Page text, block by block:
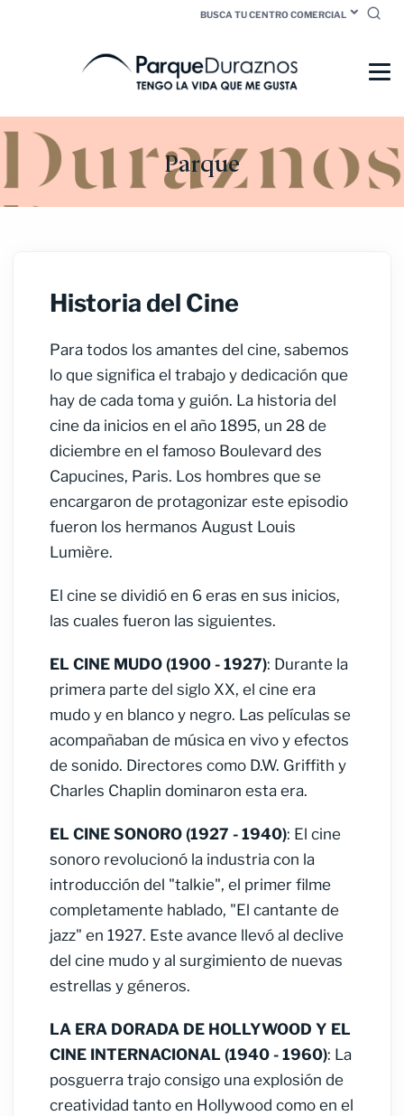
BUSCA TU CENTRO COMERCIAL
Parque
Historia del Cine
Para todos los amantes del cine, sabemos
lo que significa el trabajo y dedicación que
hay de cada toma y guión. La historia del
cine da inicios en el año 1895, un 28 de
diciembre en el famoso Boulevard des
Capucines, Paris. Los hombres que se
encargaron de protagonizar este episodio
fueron los hermanos August Louis
Lumière.
El cine se dividió en 6 eras en sus inicios,
las cuales fueron las siguientes.
EL CINE MUDO (1900 - 1927): Durante la
primera parte del siglo XX, el cine era
mudo y en blanco y negro. Las películas se
acompañaban de música en vivo y efectos
de sonido. Directores como D.W. Griffith y
Charles Chaplin dominaron esta era.
EL CINE SONORO (1927 - 1940): El cine
sonoro revolucionó la industria con la
introducción del "talkie", el primer filme
completamente hablado, "El cantante de
jazz" en 1927. Este avance llevó al declive
del cine mudo y al surgimiento de nuevas
estrellas y géneros.
LA ERA DORADA DE HOLLYWOOD Y EL
CINE INTERNACIONAL (1940 - 1960): La
posguerra trajo consigo una explosión de
creatividad tanto en Hollywood como en el